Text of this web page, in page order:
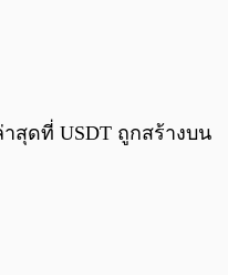
0:00 /
สุดที่ USDT ถูกสร้างบน